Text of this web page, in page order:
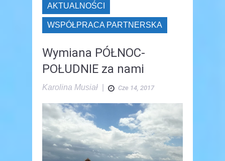
AKTUALNOŚCI
WSPÓŁPRACA PARTNERSKA
Wymiana PÓŁNOC-
POŁUDNIE za nami
Karolina Musiał Cze 14, 2017